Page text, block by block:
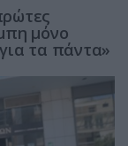
μόνο
τα πάντα»